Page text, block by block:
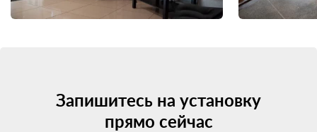
Запишитесь на установку
прямо сейчас